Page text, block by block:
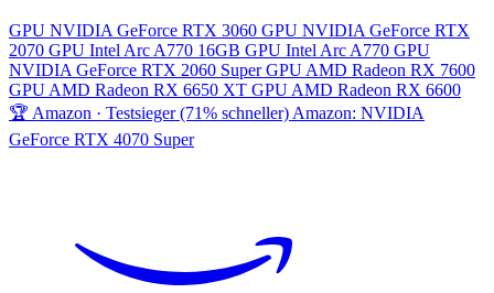
GPU NVIDIA GeForce RTX 3060 GPU NVIDIA GeForce RTX
2070 GPU Intel Arc A770 16GB GPU Intel Arc A770 GPU
NVIDIA GeForce RTX 2060 Super GPUAMD Radeon RX 7600
GPUAMD Radeon RX 6650 XT GPUAMD Radeon RX 6600
🏆 Amazon · Testsieger (71% schneller)Amazon: NVIDIA
GeForce RTX 4070 Super